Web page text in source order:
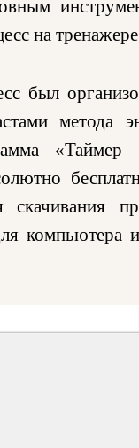
на
был
метода
компьютера